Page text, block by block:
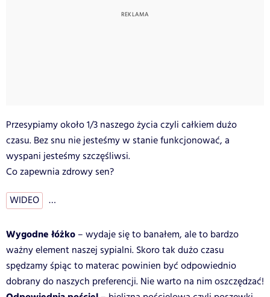
Przesypiamy około 1/3 naszego życia czyli całkiem dużo
czasu. Bez snu nie jesteśmy w stanie funkcjonować, a
wyspani jesteśmy szczęśliwsi.
Co zapewnia zdrowy sen?
WIDEO …
Wygodne łóżko – wydaje się to banałem, ale to bardzo
ważny element naszej sypialni. Skoro tak dużo czasu
spędzamy śpiąc to materac powinien być odpowiednio
dobrany do naszych preferencji. Nie warto na nim oszczędzać!